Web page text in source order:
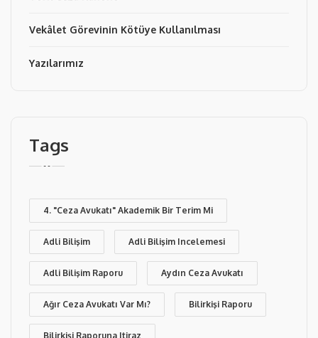
Vekâlet Görevinin Kötüye Kullanılması
Yazılarımız
Tags
4. "Ceza Avukatı" Akademik Bir Terim Mi
Adli Bilişim Adli Bilişim Incelemesi
Adli Bilişim Raporu Aydın Ceza Avukatı
Ağır Ceza Avukatı Var Mı? Bilirkişi Raporu
Bilirkişi Raporuna Itiraz